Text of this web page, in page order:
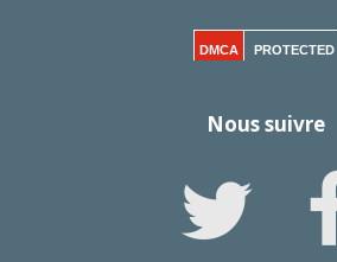
DMCA PROTECTED
Nous suivre